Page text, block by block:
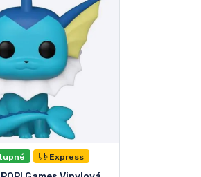
Express